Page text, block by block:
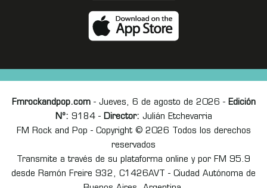
Fmrockandpop.com- Jueves, 6 de agosto de 2026 - Edición
Nº: 9184 - Director: Julián Etchevarria
FM Rock and Pop - Copyright © 2026 Todos los derechos
reservados
Transmite a través de su plataforma online y por FM 95.9
desde Ramón Freire 932, C1426AVT - Ciudad Autónoma de